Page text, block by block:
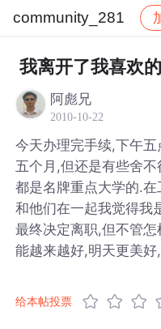
community_281
社区 community_281
我离开了我喜欢
阿彪兄
2010-10-22
今天办理完手续,下午
五个月,但还是有些舍
都是名牌重点大学的.
和他们在一起我觉得我
最终决定离职,但不管
能越来越好,明天更美
给本帖投票